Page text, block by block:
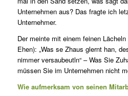
Unternehmen aus? Das fragte ich
Unternehmer.
Der meinte mit einem feinen
Ehen): „Was se Zhaus glernt han,
nimmer versaubeutln“ – Was Sie
müssen Sie im Unternehmen nicht
Wie aufmerksam von seinen